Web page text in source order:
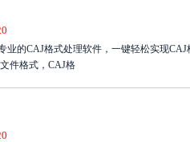
CAJ格式处理软件，一键轻松实现CAJ
件格式，CAJ格